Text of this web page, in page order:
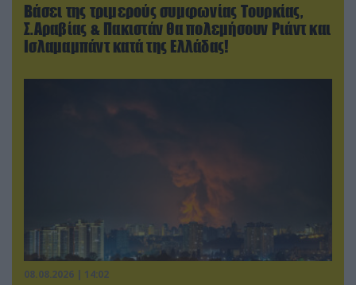
Βάσει της τριμερούς συμφωνίας Τουρκίας,
Σ.Αραβίας & Πακιστάν θα πολεμήσουν Ριάντ και
Ισλαμαμπάντ κατά της Ελλάδας!
08.08.2026 | 14:02